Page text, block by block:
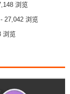
浏览
- 27,042 浏览
浏览